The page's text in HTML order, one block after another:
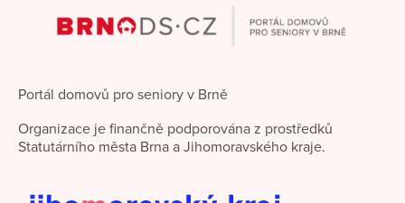
Portál domovů pro seniory v Brně
Organizace je finančně podporována z prostředků
Statutárního města Brna a Jihomoravského kraje.